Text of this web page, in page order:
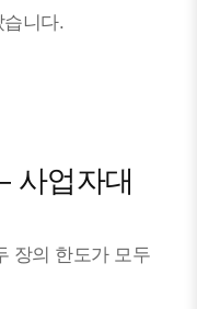
습니다.
사업자대
장의 한도가 모두